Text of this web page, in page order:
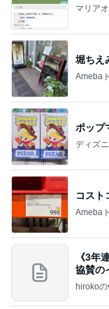
マリア
堀ちえ
Ameba
ポップ
ディズ
コスト
Ameba
《3年
協賛の
すぎ
hiroko